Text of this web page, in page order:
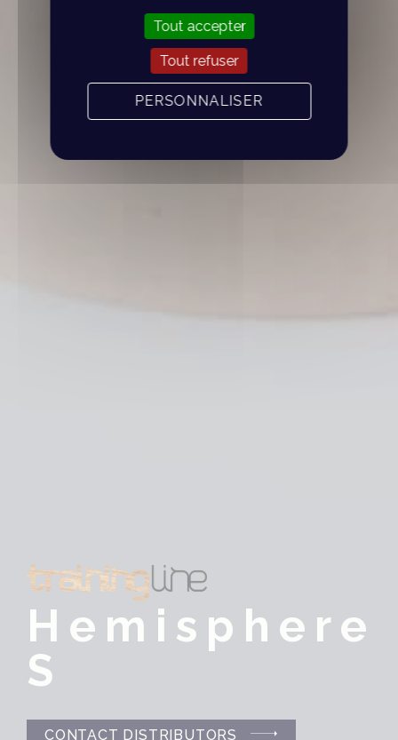
Hemisphere
S
CONTACT DISTRIBUTORS
Tout accepter
Tout refuser
PERSONNALISER